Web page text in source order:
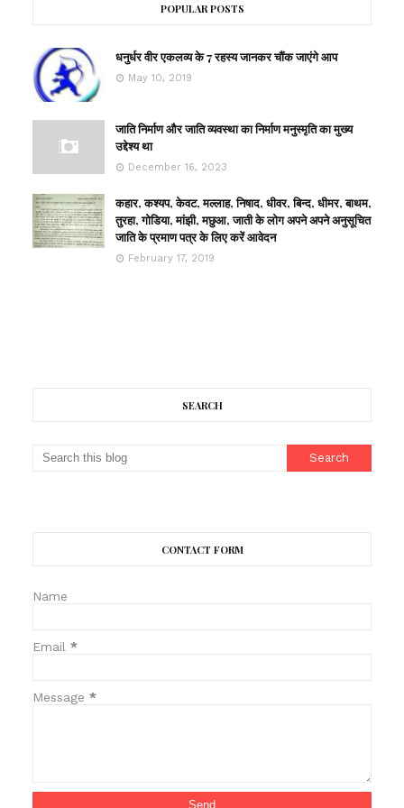
POPULAR POSTS
धनुर्धर वीर एकलव्य के 7 रहस्य जानकर चौंक जाएंगे आप
May 10, 2019
जाति निर्माण और जाति व्यवस्था का निर्माण मनुस्मृति का मुख्य
उद्देश्य था
December 16, 2023
कहार, कश्यप, केवट, मल्लाह, निषाद, धीवर, बिन्द, धीमर, बाथम,
तुरहा, गोडिया, मांझी, मछुआ, जाती के लोग अपने अपने अनुसूचित
जाति के प्रमाण पत्र के लिए करें आवेदन
February 17, 2019
SEARCH
CONTACT FORM
Name
Email *
Message *